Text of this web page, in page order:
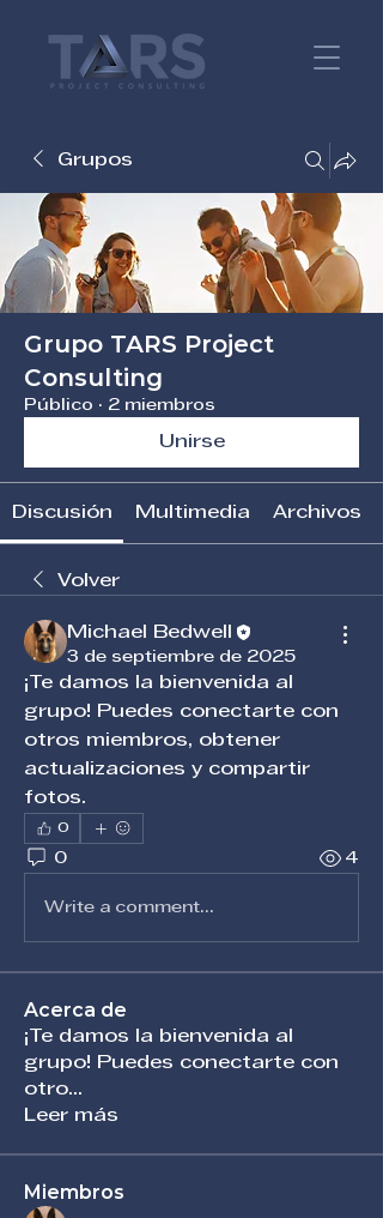
Grupos
Grupo TARS Project
Consulting
Público · 2 miembros
Unirse
Discusión Multimedia Archivos
Volver
Michael Bedwell
3 de septiembre de 2025
¡Te damos la bienvenida al
grupo! Puedes conectarte con
otros miembros, obtener
actualizaciones y compartir
fotos.
0
0 4
Write a comment...
Acerca de
¡Te damos la bienvenida al
grupo! Puedes conectarte con
otro...
Leer más
Miembros